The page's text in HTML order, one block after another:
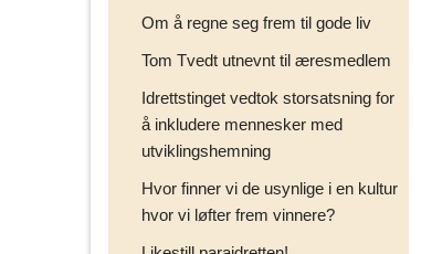
Om å regne seg frem til gode liv
Tom Tvedt utnevnt til æresmedlem
Idrettstinget vedtok storsatsning for
å inkludere mennesker med
utviklingshemning
Hvor finner vi de usynlige i en kultur
hvor vi løfter frem vinnere?